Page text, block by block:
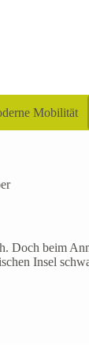
Mobilität
Doch beim
Insel